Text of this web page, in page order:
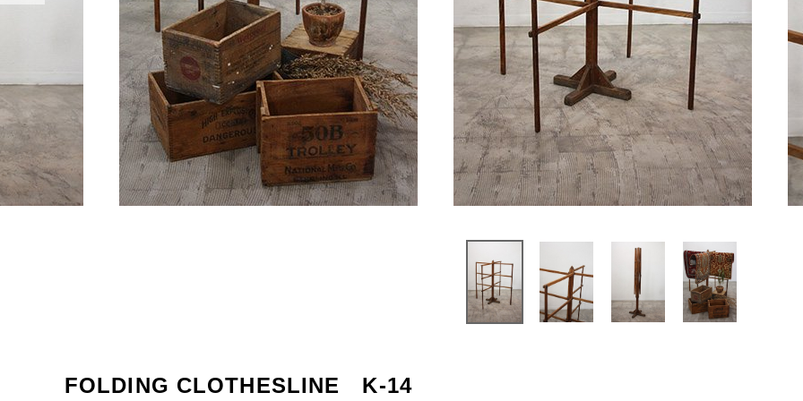
パーツ
Bicycle
自転車
Other
その他
新商品 MAX25~80%OFF
プライバシーポリシー
特定商取引法に基づく表記
FOLDING CLOTHESLINE K-14